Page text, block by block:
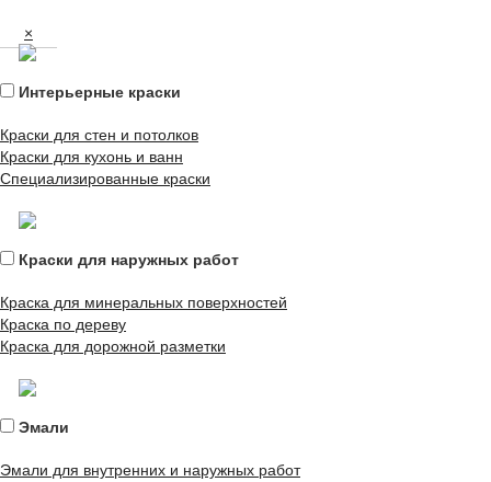
×
Интерьерные краски
Краски для стен и потолков
Краски для кухонь и ванн
Специализированные краски
Краски для наружных работ
Краска для минеральных поверхностей
Краска по дереву
Краска для дорожной разметки
Эмали
Эмали для внутренних и наружных работ